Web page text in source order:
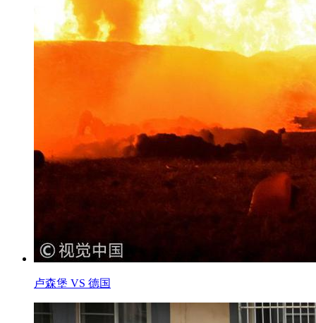
卢森堡 VS 德国